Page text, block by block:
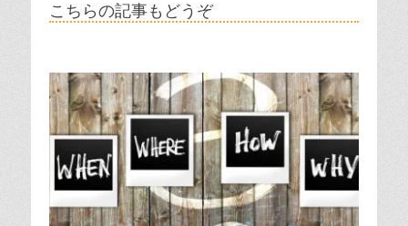
こちらの記事もどうぞ